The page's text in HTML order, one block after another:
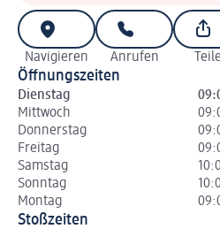
Navigieren Anrufen
Öffnungszeiten
Dienstag
Mittwoch
Donnerstag
Freitag
Samstag
Sonntag
Montag
Stoßzeiten